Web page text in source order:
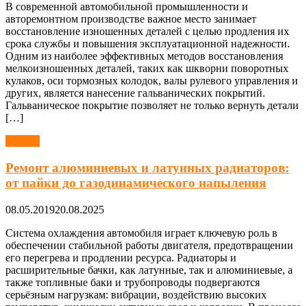
В современной автомобильной промышленности и
авторемонтном производстве важное место занимает
восстановление изношенных деталей с целью продления их
срока службы и повышения эксплуатационной надежности.
Одним из наиболее эффективных методов восстановления
мелкоизношенных деталей, таких как шкворни поворотных
кулаков, оси тормозных колодок, валы рулевого управления и
других, является нанесение гальванических покрытий.
Гальваническое покрытие позволяет не только вернуть детали
[…]
Ремонт алюминиевых и латунных радиаторов:
от пайки до газодинамического напыления
08.05.201920.08.2025
Система охлаждения автомобиля играет ключевую роль в
обеспечении стабильной работы двигателя, предотвращении
его перегрева и продлении ресурса. Радиаторы и
расширительные бачки, как латунные, так и алюминиевые, а
также топливные баки и трубопроводы подвергаются
серьёзным нагрузкам: вибрации, воздействию высоких